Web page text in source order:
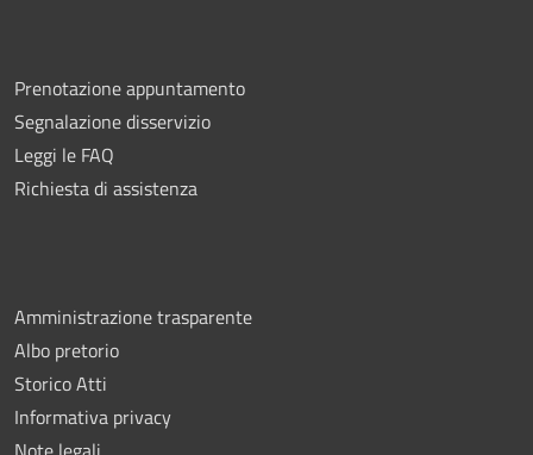
Prenotazione appuntamento
Segnalazione disservizio
Leggi le FAQ
Richiesta di assistenza
Amministrazione trasparente
Albo pretorio
Storico Atti
Informativa privacy